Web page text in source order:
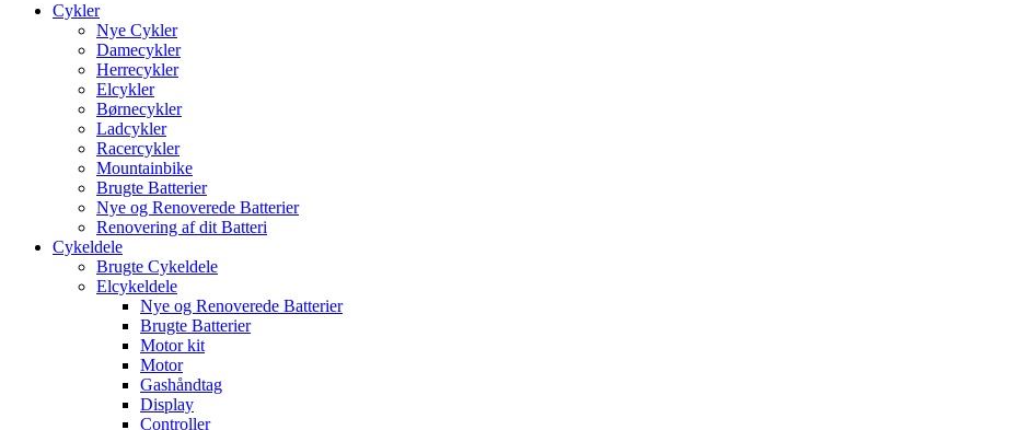
Cykler
Nye Cykler
Damecykler
Herrecykler
Elcykler
Børnecykler
Ladcykler
Racercykler
Mountainbike
Brugte Batterier
Nye og Renoverede Batterier
Renovering af dit Batteri
Cykeldele
Brugte Cykeldele
Elcykeldele
Nye og Renoverede Batterier
Brugte Batterier
Motor kit
Motor
Gashåndtag
Display
Controller